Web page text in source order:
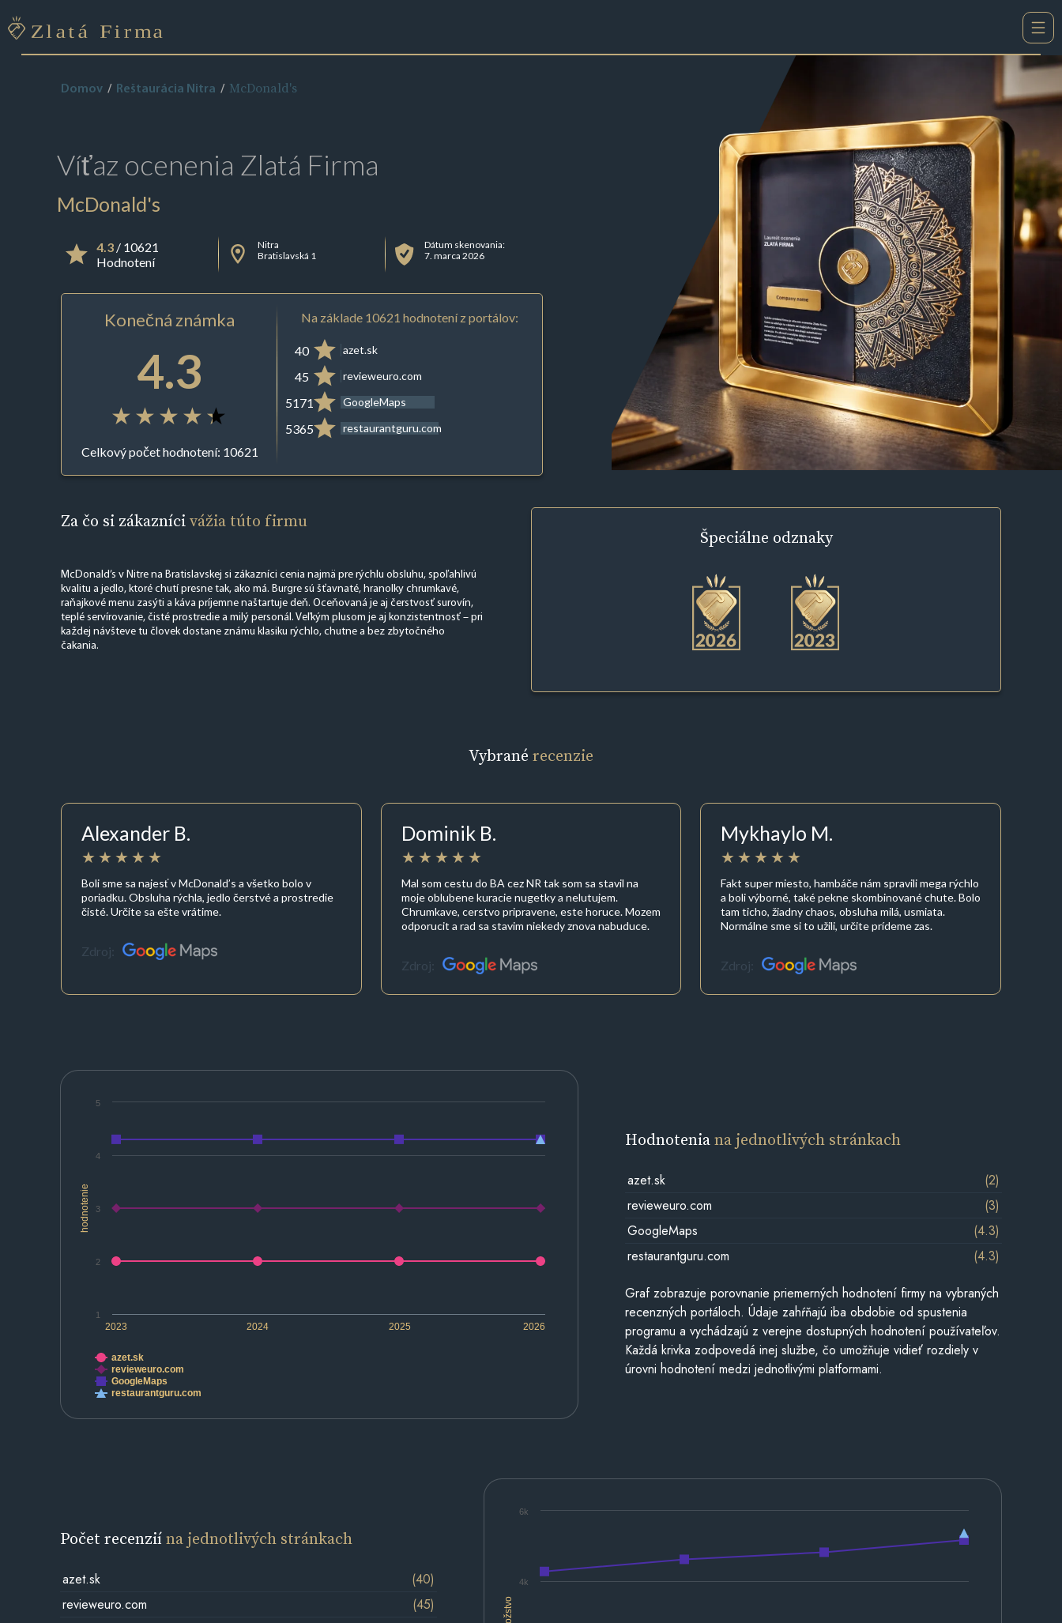
Domov Reštaurácia Nitra McDonald's
Víťaz ocenenia Zlatá Firma
McDonald's
4.3/ 10621
Hodnotení
Nitra
Bratislavská 1
Dátum skenovania:
7. marca 2026
Konečná známka
4.3
Celkový počet hodnotení: 10621
Na základe 10621 hodnotení z portálov:
40 azet.sk
45 revieweuro.com
5171 GoogleMaps
5365 restaurantguru.com
Za čo si zákaznícivážia túto firmu
McDonald’s v Nitre na Bratislavskej si zákazníci cenia najmä pre rýchlu obsluhu, spoľahlivú
kvalitu a jedlo, ktoré chutí presne tak, ako má. Burgre sú šťavnaté, hranolky chrumkavé,
raňajkové menu zasýti a káva príjemne naštartuje deň. Oceňovaná je aj čerstvosť surovín,
teplé servírovanie, čisté prostredie a milý personál. Veľkým plusom je aj konzistentnosť – pri
každej návšteve tu človek dostane známu klasiku rýchlo, chutne a bez zbytočného
čakania.
Špeciálne odznaky
Vybrané recenzie
Alexander B.
Boli sme sa najesť v McDonald’s a všetko bolo v
poriadku. Obsluha rýchla, jedlo čerstvé a prostredie
čisté. Určite sa ešte vrátime.
Zdroj:
Dominik B.
Mal som cestu do BA cez NR tak som sa stavil na
moje oblubene kuracie nugetky a nelutujem.
Chrumkave, cerstvo pripravene, este horuce. Mozem
odporucit a rad sa stavim niekedy znova nabuduce.
Zdroj:
Mykhaylo M.
Fakt super miesto, hambáče nám spravili mega rýchlo
a boli výborné, také pekne skombinované chute. Bolo
tam ticho, žiadny chaos, obsluha milá, usmiata.
Normálne sme si to užili, určite prídeme zas.
Zdroj:
hodnotenie
2023 2024 2025 2026
1
2
3
4
5
azet.sk
revieweuro.com
GoogleMaps
restaurantguru.com
Hodnoteniana jednotlivých stránkach
azet.sk
(2)
revieweuro.com
(3)
GoogleMaps
(4.3)
restaurantguru.com
(4.3)
Graf zobrazuje porovnanie priemerných hodnotení firmy na vybraných
recenzných portáloch. Údaje zahŕňajú iba obdobie od spustenia
programu a vychádzajú z verejne dostupných hodnotení používateľov.
Každá krivka zodpovedá inej službe, čo umožňuje vidieť rozdiely v
úrovni hodnotení medzi jednotlivými platformami.
4k
6k
Počet recenziína jednotlivých stránkach
azet.sk
(40)
revieweuro.com
(45)